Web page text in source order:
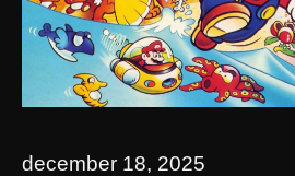
december 18, 2025